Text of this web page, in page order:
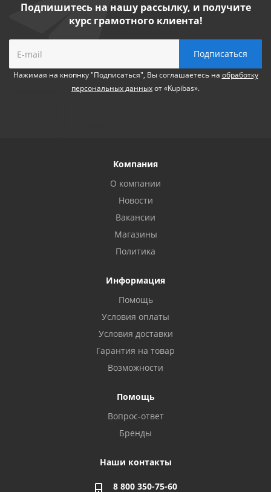
Подпишитесь на нашу рассылку, и получите
курс грамотного клиента!
Нажимая на кнопнку "Подписаться", Вы соглашаетесь на обработку
персональных данныхот «Kupibas».
Компания
О компании
Новости
Вакансии
Магазины
Политика
Информация
Помощь
Условия оплаты
Условия доставки
Гарантия на товар
Возможности
Помощь
Вопрос-ответ
Бренды
Наши контакты
8 800 350-75-60